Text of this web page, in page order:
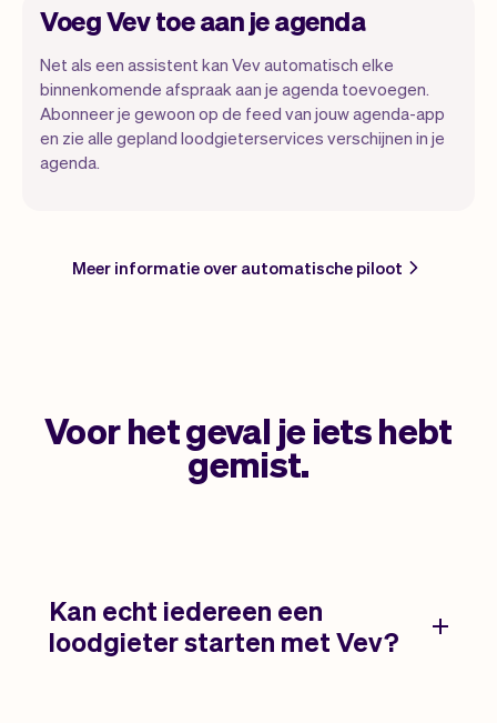
Voeg Vev toe aan je agenda
Net als een assistent kan Vev automatisch elke
binnenkomende afspraak aan je agenda toevoegen.
Abonneer je gewoon op de feed van jouw agenda-app
en zie alle gepland loodgieterservices verschijnen in je
agenda.
Meer informatie over automatische piloot
Voor het geval je iets hebt
gemist.
Kan echt iedereen een
loodgieter starten met Vev?